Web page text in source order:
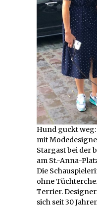
Hund guckt
mit
Stargast bei der
am St.-Anna-
Die
ohne
Terrier.
sich seit 30